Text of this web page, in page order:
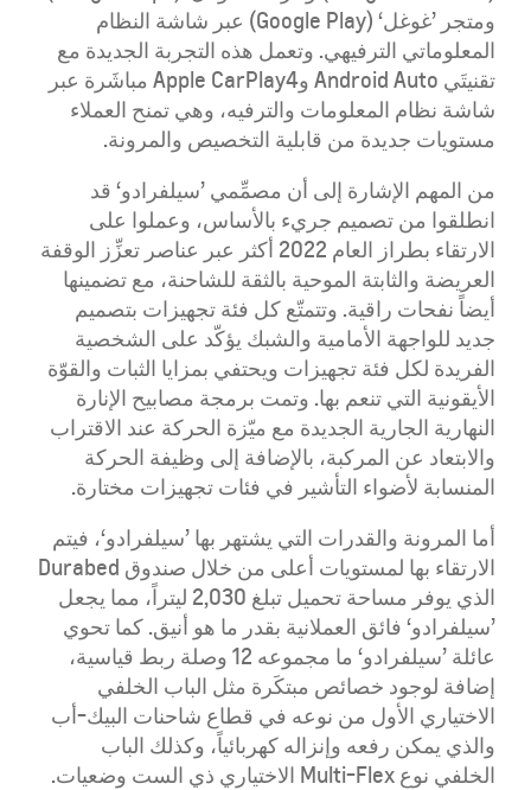
ومتجر ’غوغل‘ (Google Play) عبر شاشة النظام
المعلوماتي الترفيهي. وتعمل هذه التجربة الجديدة مع
تقنيتَي Android Auto وApple CarPlay4 مباشَرة عبر
شاشة نظام المعلومات والترفيه، وهي تمنح العملاء
مستويات جديدة من قابلية التخصيص والمرونة.
من المهم الإشارة إلى أن مصمِّمي ’سيلفرادو‘ قد
انطلقوا من تصميم جريء بالأساس، وعملوا على
الارتقاء بطراز العام 2022 أكثر عبر عناصر تعزِّز الوقفة
العريضة والثابتة الموحية بالثقة للشاحنة، مع تضمينها
أيضاً نفحات راقية. وتتمتّع كل فئة تجهيزات بتصميم
جديد للواجهة الأمامية والشبك يؤكّد على الشخصية
الفريدة لكل فئة تجهيزات ويحتفي بمزايا الثبات والقوّة
الأيقونية التي تنعم بها. وتمت برمجة مصابيح الإنارة
النهارية الجارية الجديدة مع ميّزة الحركة عند الاقتراب
والابتعاد عن المركبة، بالإضافة إلى وظيفة الحركة
المنسابة لأضواء التأشير في فئات تجهيزات مختارة.
أما المرونة والقدرات التي يشتهر بها ’سيلفرادو‘، فيتم
الارتقاء بها لمستويات أعلى من خلال صندوق Durabed
الذي يوفر مساحة تحميل تبلغ 2,030 ليتراً، مما يجعل
’سيلفرادو‘ فائق العملانية بقدر ما هو أنيق. كما تحوي
عائلة ’سيلفرادو‘ ما مجموعه 12 وصلة ربط قياسية،
إضافة لوجود خصائص مبتكَرة مثل الباب الخلفي
الاختياري الأول من نوعه في قطاع شاحنات البيك-أب
والذي يمكن رفعه وإنزاله كهربائياً، وكذلك الباب
الخلفي نوع Multi-Flex الاختياري ذي الست وضعيات.